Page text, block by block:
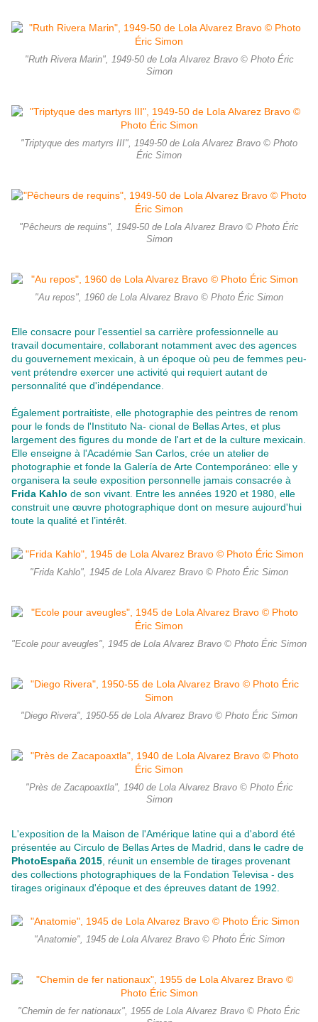
"Ruth Rivera Marin", 1949-50 de Lola Alvarez Bravo © Photo Éric
Simon
"Triptyque des martyrs III", 1949-50 de Lola Alvarez Bravo © Photo
Éric Simon
"Pêcheurs de requins", 1949-50 de Lola Alvarez Bravo © Photo Éric
Simon
"Au repos", 1960 de Lola Alvarez Bravo © Photo Éric Simon
Elle consacre pour l'essentiel sa carrière professionnelle au
travail documentaire, collaborant notamment avec des agences
du gouvernement mexicain, à un époque où peu de femmes peu-
vent prétendre exercer une activité qui requiert autant de
personnalité que d'indépendance.
Également portraitiste, elle photographie des peintres de renom
pour le fonds de l'Instituto Na- cional de Bellas Artes, et plus
largement des figures du monde de l'art et de la culture mexicain.
Elle enseigne à l'Académie San Carlos, crée un atelier de
photographie et fonde la Galería de Arte Contemporáneo: elle y
organisera la seule exposition personnelle jamais consacrée à
Frida Kahlo de son vivant. Entre les années 1920 et 1980, elle
construit une œuvre photographique dont on mesure aujourd'hui
toute la qualité et l’intérêt.
"Frida Kahlo", 1945 de Lola Alvarez Bravo © Photo Éric Simon
"Ecole pour aveugles", 1945 de Lola Alvarez Bravo © Photo Éric Simon
"Diego Rivera", 1950-55 de Lola Alvarez Bravo © Photo Éric Simon
"Près de Zacapoaxtla", 1940 de Lola Alvarez Bravo © Photo Éric
Simon
L'exposition de la Maison de l'Amérique latine qui a d'abord été
présentée au Circulo de Bellas Artes de Madrid, dans le cadre de
PhotoEspaña 2015 , réunit un ensemble de tirages provenant
des collections photographiques de la Fondation Televisa - des
tirages originaux d'époque et des épreuves datant de 1992.
"Anatomie", 1945 de Lola Alvarez Bravo © Photo Éric Simon
"Chemin de fer nationaux", 1955 de Lola Alvarez Bravo © Photo Éric